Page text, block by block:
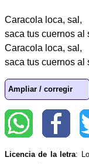
Caracola loca, sal,
saca tus cuernos al
Caracola loca, sal,
saca tus cuernos al
Ampliar / corregir
Licencia de la letra: